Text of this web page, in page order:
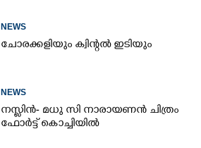
NEWS
ചോരക്കളിയും ക്വിന്റൽ ഇടിയും
NEWS
നസ്ലിൻ- മധു സി നാരായണൻ ചിത്രം
ഫോർട്ട് കൊച്ചിയിൽ